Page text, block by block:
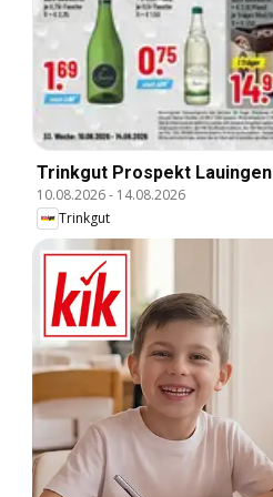
Trinkgut Prospekt Lauingen
10.08.2026- 14.08.2026
Trinkgut